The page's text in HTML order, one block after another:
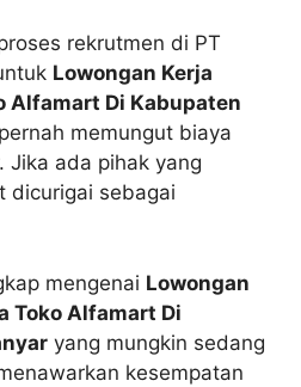
rekrutmen di PT
Lowongan Kerja
Alfamart Di Kabupaten
memungut biaya
Jika ada pihak yang
dicurigai sebagai
mengenai Lowongan
Toko Alfamart Di
yang mungkin sedang
kesempatan